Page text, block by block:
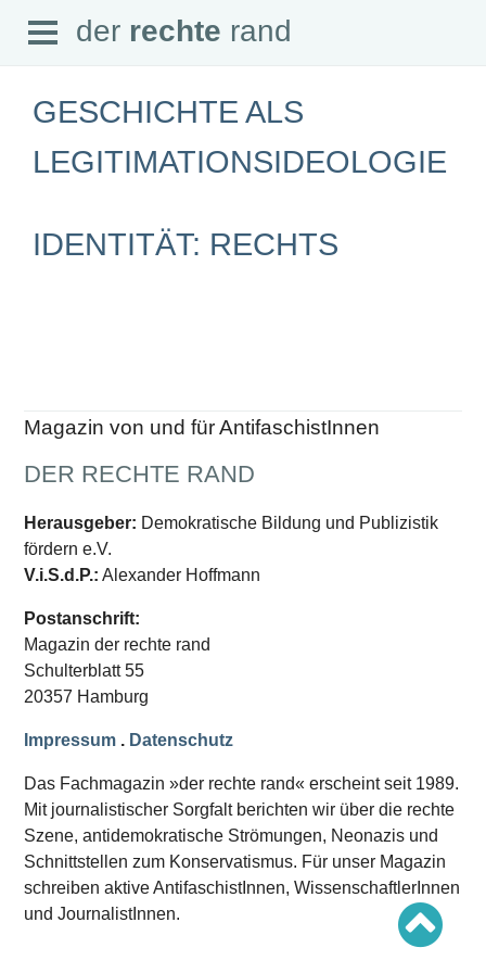
der rechte rand
Home
SCHWERPUNKTE
Schwerpunkte Übersicht
Schwerpunkt zur USA und Faschist Trump
Schwerpunkt »Identitäre Bewegung«
Schwerpunkt NSU
Schwerpunkt »Reichsbürger«
AUSGABEN
Ausgaben Übersicht
Ausgabe 221
Ausgabe 220
Ausgabe 218
Ausgabe 216
Open
Menu
der rechte rand
GESCHICHTE ALS
LEGITIMATIONSIDEOLOGIE
IDENTITÄT: RECHTS
Magazin von und für AntifaschistInnen
DER RECHTE RAND
Herausgeber: Demokratische Bildung und Publizistik
fördern e.V.
V.i.S.d.P.: Alexander Hoffmann
Postanschrift:
Magazin der rechte rand
Schulterblatt 55
20357 Hamburg
Impressum . Datenschutz
Das Fachmagazin »der rechte rand« erscheint seit 1989.
Mit journalistischer Sorgfalt berichten wir über die rechte
Szene, antidemokratische Strömungen, Neonazis und
Schnittstellen zum Konservatismus. Für unser Magazin
schreiben aktive AntifaschistInnen, WissenschaftlerInnen
und JournalistInnen.